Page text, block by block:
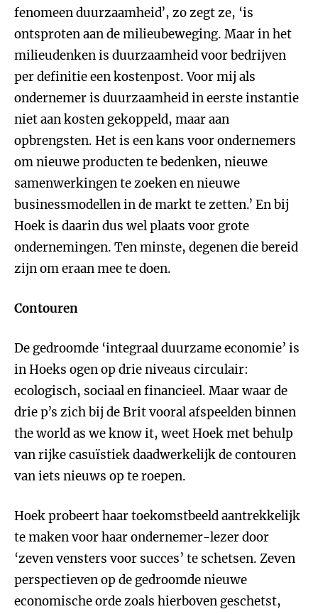
fenomeen duurzaamheid’, zo zegt ze, ‘is
ontsproten aan de milieubeweging. Maar in het
milieudenken is duurzaamheid voor bedrijven
per definitie een kostenpost. Voor mij als
ondernemer is duurzaamheid in eerste instantie
niet aan kosten gekoppeld, maar aan
opbrengsten. Het is een kans voor ondernemers
om nieuwe producten te bedenken, nieuwe
samenwerkingen te zoeken en nieuwe
businessmodellen in de markt te zetten.’ En bij
Hoek is daarin dus wel plaats voor grote
ondernemingen. Ten minste, degenen die bereid
zijn om eraan mee te doen.
Contouren
De gedroomde ‘integraal duurzame economie’ is
in Hoeks ogen op drie niveaus circulair:
ecologisch, sociaal en financieel. Maar waar de
drie p’s zich bij de Brit vooral afspeelden binnen
the world as we know it, weet Hoek met behulp
van rijke casuïstiek daadwerkelijk de contouren
van iets nieuws op te roepen.
Hoek probeert haar toekomstbeeld aantrekkelijk
te maken voor haar ondernemer-lezer door
‘zeven vensters voor succes’ te schetsen. Zeven
perspectieven op de gedroomde nieuwe
economische orde zoals hierboven geschetst,